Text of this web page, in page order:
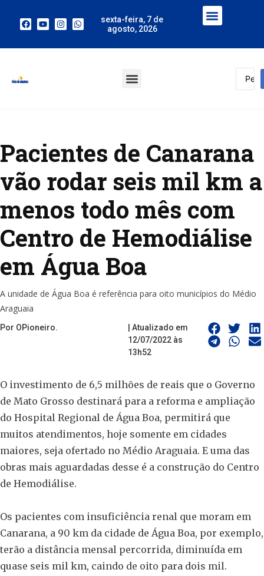
sexta-feira, 7 de
agosto, 2026
Pacientes de Canarana
vão rodar seis mil km a
menos todo mês com
Centro de Hemodiálise
em Água Boa
A unidade de Água Boa é referência para oito municípios do Médio
Araguaia
Por OPioneiro.
| Atualizado em
12/07/2022 às
13h52
O investimento de 6,5 milhões de reais que o Governo
de Mato Grosso destinará para a reforma e ampliação
do Hospital Regional de Água Boa, permitirá que
muitos atendimentos, hoje somente em cidades
maiores, seja ofertado no Médio Araguaia. E uma das
obras mais aguardadas desse é a construção do Centro
de Hemodiálise.
Os pacientes com insuficiência renal que moram em
Canarana, a 90 km da cidade de Água Boa, por exemplo,
terão a distância mensal percorrida, diminuída em
quase seis mil km, caindo de oito para dois mil.